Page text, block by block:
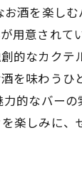
酒を楽し
用意され
なカク
を味わう
的なバー
楽しみに、